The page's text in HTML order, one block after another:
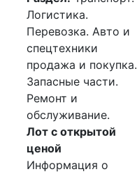
Логистика.
Перевозка. Авто и
спецтехники
продажа и покупка.
Запасные части.
Ремонт и
обслуживание.
Лот с открытой
ценой
Информация о